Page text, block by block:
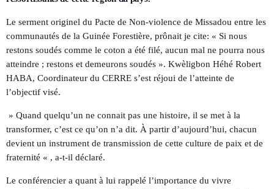
Le serment originel du Pacte de Non-violence de Missadou entre les
communautés de la Guinée Forestière, prônait je cite: « Si nous
restons soudés comme le coton a été filé, aucun mal ne pourra nous
atteindre ; restons et demeurons soudés ». Kwèligbon Héhé Robert
HABA, Coordinateur du CERRE s’est réjoui de l’atteinte de
l’objectif visé.
» Quand quelqu’un ne connait pas une histoire, il se met à la
transformer, c’est ce qu’on n’a dit. À partir d’aujourd’hui, chacun
devient un instrument de transmission de cette culture de paix et de
fraternité « , a-t-il déclaré.
Le conférencier a quant à lui rappelé l’importance du vivre